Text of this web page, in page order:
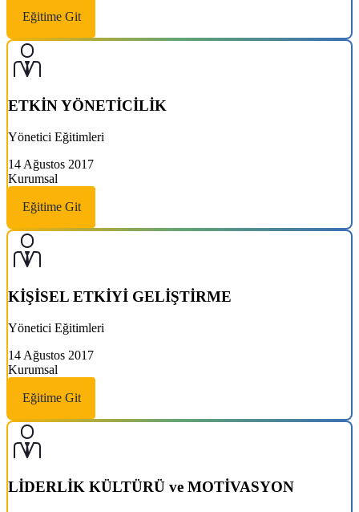
Eğitime Git
ETKİN YÖNETİCİLİK
Yönetici Eğitimleri
14 Ağustos 2017
Kurumsal
Eğitime Git
KİŞİSEL ETKİYİ GELİŞTİRME
Yönetici Eğitimleri
14 Ağustos 2017
Kurumsal
Eğitime Git
LİDERLİK KÜLTÜRÜ ve MOTİVASYON